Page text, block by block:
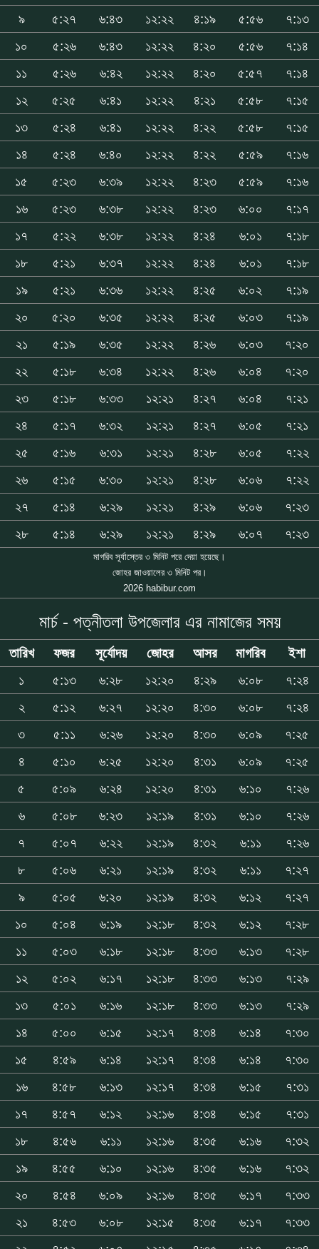
৯
৫:২৭ ৬:৪৩ ১২:২২ ৪:১৯ ৫:৫৬
৭:১৩
১০
৫:২৬ ৬:৪৩ ১২:২২ ৪:২০ ৫:৫৬
৭:১৪
১১
৫:২৬ ৬:৪২ ১২:২২ ৪:২০ ৫:৫৭
৭:১৪
১২
৫:২৫ ৬:৪১ ১২:২২ ৪:২১ ৫:৫৮
৭:১৫
১৩
৫:২৪ ৬:৪১ ১২:২২ ৪:২২ ৫:৫৮
৭:১৫
১৪
৫:২৪ ৬:৪০ ১২:২২ ৪:২২ ৫:৫৯
৭:১৬
১৫
৫:২৩ ৬:৩৯ ১২:২২ ৪:২৩ ৫:৫৯
৭:১৬
১৬
৫:২৩ ৬:৩৮ ১২:২২ ৪:২৩ ৬:০০
৭:১৭
১৭
৫:২২ ৬:৩৮ ১২:২২ ৪:২৪ ৬:০১
৭:১৮
১৮
৫:২১ ৬:৩৭ ১২:২২ ৪:২৪ ৬:০১
৭:১৮
১৯
৫:২১ ৬:৩৬ ১২:২২ ৪:২৫ ৬:০২
৭:১৯
২০
৫:২০ ৬:৩৫ ১২:২২ ৪:২৫ ৬:০৩
৭:১৯
২১
৫:১৯ ৬:৩৫ ১২:২২ ৪:২৬ ৬:০৩
৭:২০
২২
৫:১৮ ৬:৩৪ ১২:২২ ৪:২৬ ৬:০৪
৭:২০
২৩
৫:১৮ ৬:৩৩ ১২:২১ ৪:২৭ ৬:০৪
৭:২১
২৪
৫:১৭ ৬:৩২ ১২:২১ ৪:২৭ ৬:০৫
৭:২১
২৫
৫:১৬ ৬:৩১ ১২:২১ ৪:২৮ ৬:০৫
৭:২২
২৬
৫:১৫ ৬:৩০ ১২:২১ ৪:২৮ ৬:০৬
৭:২২
২৭
৫:১৪ ৬:২৯ ১২:২১ ৪:২৯ ৬:০৬
৭:২৩
২৮
৫:১৪ ৬:২৯ ১২:২১ ৪:২৯ ৬:০৭ ৭:২৩
মাগরিব সূর্যাস্তের ৩ মিনিট পরে দেয়া হয়েছে।
জোহর জাওয়ালের ৩ মিনিট পর।
2026 habibur.com
মার্চ - পত্নীতলা উপজেলার এর নামাজের সময়
তারিখ ফজর সূর্যোদয় জোহর আসর মাগরিব
ইশা
১
৫:১৩ ৬:২৮ ১২:২০ ৪:২৯ ৬:০৮
৭:২৪
২
৫:১২ ৬:২৭ ১২:২০ ৪:৩০ ৬:০৮
৭:২৪
৩
৫:১১ ৬:২৬ ১২:২০ ৪:৩০ ৬:০৯
৭:২৫
৪
৫:১০ ৬:২৫ ১২:২০ ৪:৩১ ৬:০৯
৭:২৫
৫
৫:০৯ ৬:২৪ ১২:২০ ৪:৩১ ৬:১০
৭:২৬
৬
৫:০৮ ৬:২৩ ১২:১৯ ৪:৩১ ৬:১০
৭:২৬
৭
৫:০৭ ৬:২২ ১২:১৯ ৪:৩২ ৬:১১
৭:২৬
৮
৫:০৬ ৬:২১ ১২:১৯ ৪:৩২ ৬:১১
৭:২৭
৯
৫:০৫ ৬:২০ ১২:১৯ ৪:৩২ ৬:১২
৭:২৭
১০
৫:০৪ ৬:১৯ ১২:১৮ ৪:৩২ ৬:১২
৭:২৮
১১
৫:০৩ ৬:১৮ ১২:১৮ ৪:৩৩ ৬:১৩
৭:২৮
১২
৫:০২ ৬:১৭ ১২:১৮ ৪:৩৩ ৬:১৩
৭:২৯
১৩
৫:০১ ৬:১৬ ১২:১৮ ৪:৩৩ ৬:১৩
৭:২৯
১৪
৫:০০ ৬:১৫ ১২:১৭ ৪:৩৪ ৬:১৪
৭:৩০
১৫
৪:৫৯ ৬:১৪ ১২:১৭ ৪:৩৪ ৬:১৪
৭:৩০
১৬
৪:৫৮ ৬:১৩ ১২:১৭ ৪:৩৪ ৬:১৫
৭:৩১
১৭
৪:৫৭ ৬:১২ ১২:১৬ ৪:৩৪ ৬:১৫
৭:৩১
১৮
৪:৫৬ ৬:১১ ১২:১৬ ৪:৩৫ ৬:১৬
৭:৩২
১৯
৪:৫৫ ৬:১০ ১২:১৬ ৪:৩৫ ৬:১৬
৭:৩২
২০
৪:৫৪ ৬:০৯ ১২:১৬ ৪:৩৫ ৬:১৭
৭:৩৩
২১
৪:৫৩ ৬:০৮ ১২:১৫ ৪:৩৫ ৬:১৭
৭:৩৩